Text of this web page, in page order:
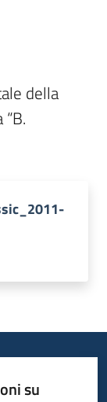
della
su